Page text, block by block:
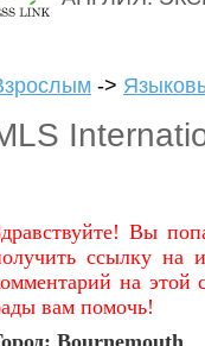
->
Вы
ссылку на
на этой
вам помочь!
Bournemouth